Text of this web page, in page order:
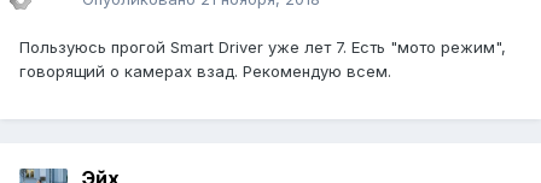
Пользуюсь прогой Smart Driver уже лет 7. Есть "мото режим",
говорящий о камерах взад. Рекомендую всем.